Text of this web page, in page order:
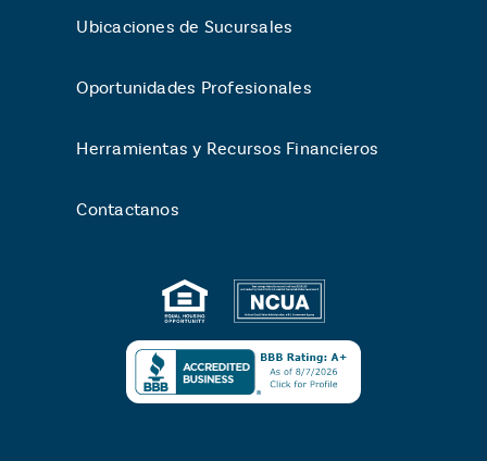
Ubicaciones de Sucursales
Oportunidades Profesionales
Herramientas y Recursos Financieros
Contactanos